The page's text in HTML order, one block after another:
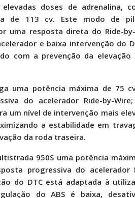
doses de adrenalina,
de 113 cv. Este modo de
uma resposta direta do Ride-
e baixa intervenção do
com a prevenção da elevação
uma potência máxima de 75
do acelerador Ride-by-
um nível de intervenção mais
a estabilidade em
da roda traseira.
950S uma potência
progressiva do acelerador
do DTC está adaptada à
do ABS é baixa,